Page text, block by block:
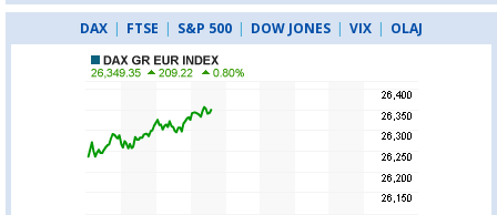
DAX | FTSE | S&P 500 | DOW JONES | VIX | OLAJ